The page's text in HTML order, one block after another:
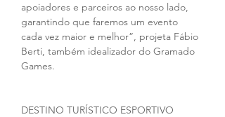
apoiadores e parceiros ao nosso lado,
garantindo que faremos um evento
cada vez maior e melhor”, projeta Fábio
Berti, também idealizador do Gramado
Games.
DESTINO TURÍSTICO ESPORTIVO